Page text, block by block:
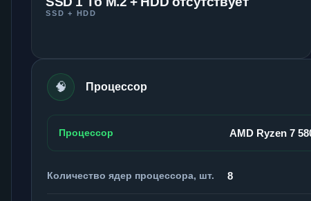
SSD + HDD
🧠 Процессор
Процессор AMD Ryzen 7
Количество ядер процессора, шт. 8